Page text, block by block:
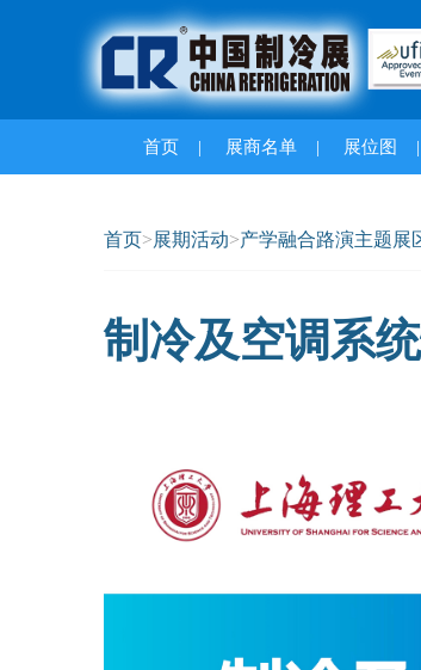
首页 | 展商名单 | 展位图 |
首页>展期活动>产学融合路演主题展
制冷及空调系